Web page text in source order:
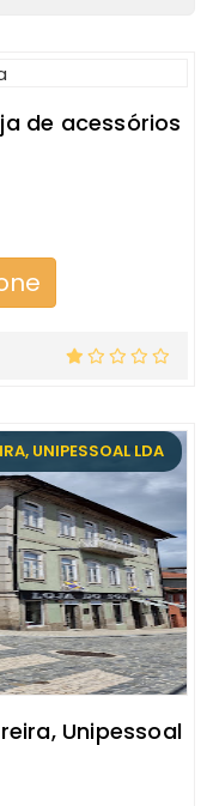
de acessórios
UNIPESSOAL LDA
Unipessoal